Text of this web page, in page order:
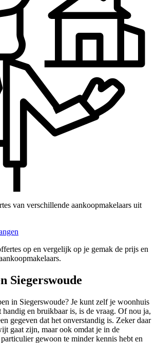
van verschillende aankoopmakelaars uit
op en vergelijk op je gemak de prijs en
Siegerswoude
in Siegerswoude? Je kunt zelf je woonhuis
handig en bruikbaar is, is de vraag. Of nou ja,
gegeven dat het onverstandig is. Zeker daar
gaat zijn, maar ook omdat je in de
gewoon te minder kennis hebt en